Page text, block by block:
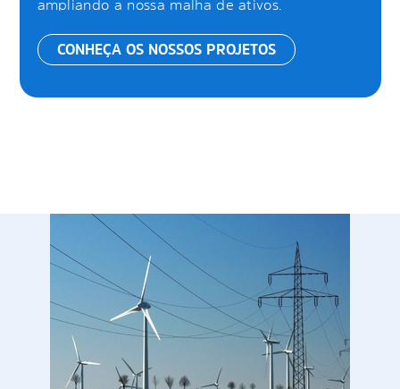
ampliando a nossa malha de ativos.
CONHEÇA OS NOSSOS PROJETOS